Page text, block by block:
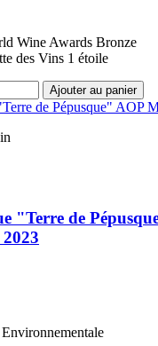
Ajouter au panier
"Terre de